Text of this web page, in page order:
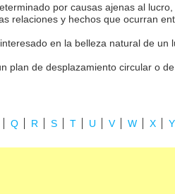
por causas ajenas al
relaciones y hechos que ocurran
en la belleza natural de un
de desplazamiento circular o
Q R S T U V W X Y